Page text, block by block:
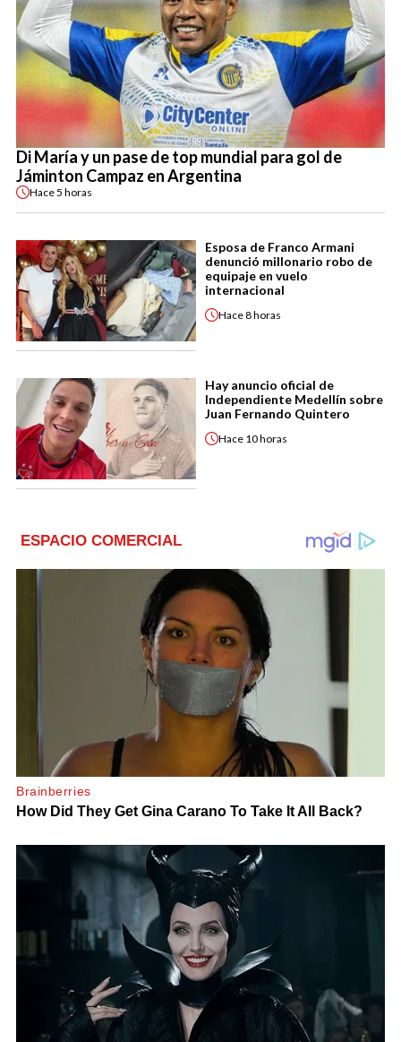
Di María y un pase de top mundial para gol de
Jáminton Campaz en Argentina
Hace5 horas
Esposa de Franco Armani
denunció millonario robo de
equipaje en vuelo
internacional
Hace8 horas
Hay anuncio oficial de
Independiente Medellín sobre
Juan Fernando Quintero
Hace 10 horas